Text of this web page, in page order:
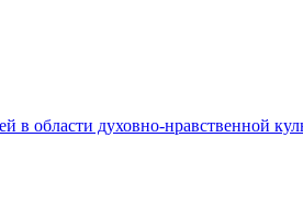
в области духовно-нравственной